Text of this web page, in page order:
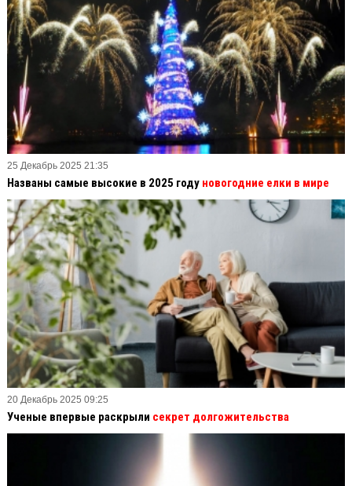
25 Декабрь 2025 21:35
Названы самые высокие в 2025 году новогодние елки в мире
20 Декабрь 2025 09:25
Ученые впервые раскрыли секрет долгожительства